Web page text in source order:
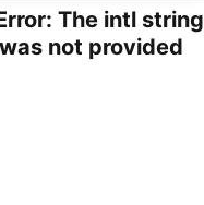
The intl string
not provided